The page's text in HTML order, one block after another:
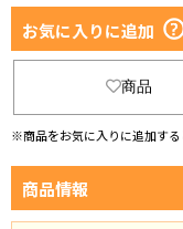
お気に入りに追加
商品
※商品をお気に入りに追加する
商品情報